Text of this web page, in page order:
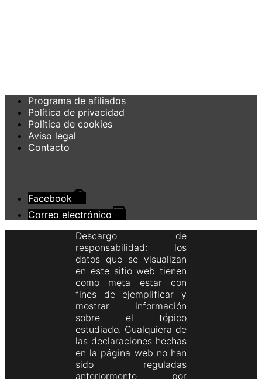
Programa de afiliados
Política de privacidad
Política de cookies
Aviso legal
Contacto
Facebook
Correo electrónico
Descargo de
responsabilidad: los
datos que se visualizan
en este sitio web tienen
como meta estar con
fines de ejemplificar y
mostrar información
sobre el tópico
estudiado. Cualquiera de
las declaraciones hechas
en la página web no han
sido reguladas
anteriormente por